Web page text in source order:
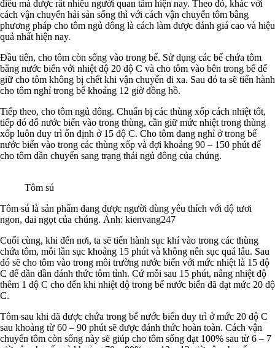
điều mà được rất nhiều người quan tâm hiện nay. Theo đó, khác với
cách vận chuyển hải sản sống thì với cách vận chuyển tôm bằng
phương pháp cho tôm ngủ đông là cách làm được đánh giá cao và hiệu
quả nhất hiện nay.
Đầu tiên, cho tôm còn sống vào trong bể. Sử dụng các bể chứa tôm
bằng nước biển với nhiệt độ 20 độ C và cho tôm vào bên trong bể để
giữ cho tôm không bị chết khi vận chuyển đi xa. Sau đó ta sẽ tiến hành
cho tôm nghỉ trong bể khoảng 12 giờ đồng hồ.
Tiếp theo, cho tôm ngủ đông. Chuẩn bị các thùng xốp cách nhiệt tốt,
tiếp đó đổ nước biển vào trong thùng, cần giữ mức nhiệt trong thùng
xốp luôn duy trì ổn định ở 15 độ C. Cho tôm đang nghỉ ở trong bể
nước biển vào trong các thùng xốp và đợi khoảng 90 – 150 phút để
cho tôm dần chuyển sang trạng thái ngủ đông của chúng.
Tôm sú
Tôm sú là sản phẩm đang được người dùng yêu thích với độ tươi
ngon, dai ngọt của chúng. Ảnh: kienvang247
Cuối cùng, khi đến nơi, ta sẽ tiến hành sục khí vào trong các thùng
chứa tôm, mỗi lần sục khoảng 15 phút và không nên sục quá lâu. Sau
đó sẽ cho tôm vào trong môi trường nước biển với mức nhiệt là 15 độ
C để dần dần đánh thức tôm tỉnh. Cứ mỗi sau 15 phút, nâng nhiệt độ
thêm 1 độ C cho đến khi nhiệt độ trong bể nước biển đã đạt mức 20 độ
C.
Tôm sau khi đã được chứa trong bể nước biển duy trì ở mức 20 độ C
sau khoảng từ 60 – 90 phút sẽ được đánh thức hoàn toàn. Cách vận
chuyển tôm còn sống này sẽ giúp cho tôm sống đạt 100% sau từ 6 – 7